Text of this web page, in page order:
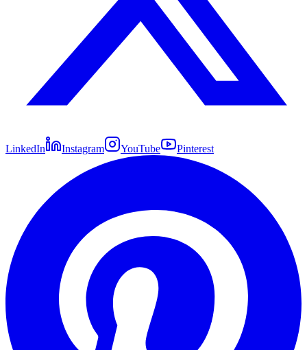
LinkedIn Instagram YouTube Pinterest